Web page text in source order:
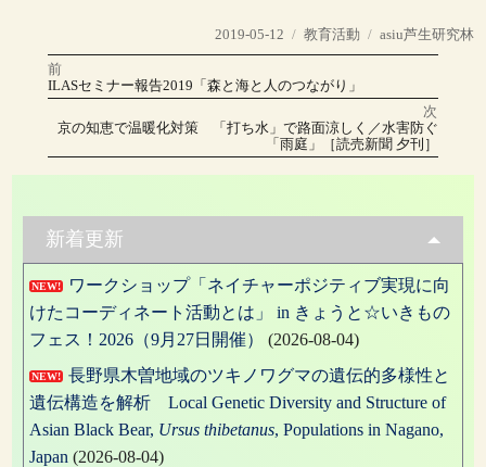
投
稿
日:
2019-05-12
カ
テ
ゴ
リ
ー
教育活動
タ
グ
asiu芦生研究林
投
ゲ
ー
シ
ョ
前
前
の
稿:
ILASセミナー報告2019「森と海と人のつながり」
次
次京の知恵で温暖化対策 「打ち水」で路面涼しく／水害防ぐ
「雨庭」［読売新聞 夕刊］
新着更新
NEW!
ワークショップ「ネイチャーポジティブ実現に向
けたコーディネート活動とは」 in きょうと☆いきもの
フェス！2026（9月27日開催）
(2026-08-04)
NEW!
長野県木曽地域のツキノワグマの遺伝的多様性と
遺伝構造を解析 Local Genetic Diversity and Structure of
Asian Black Bear, Ursus thibetanus, Populations in Nagano,
Japan (2026-08-04)